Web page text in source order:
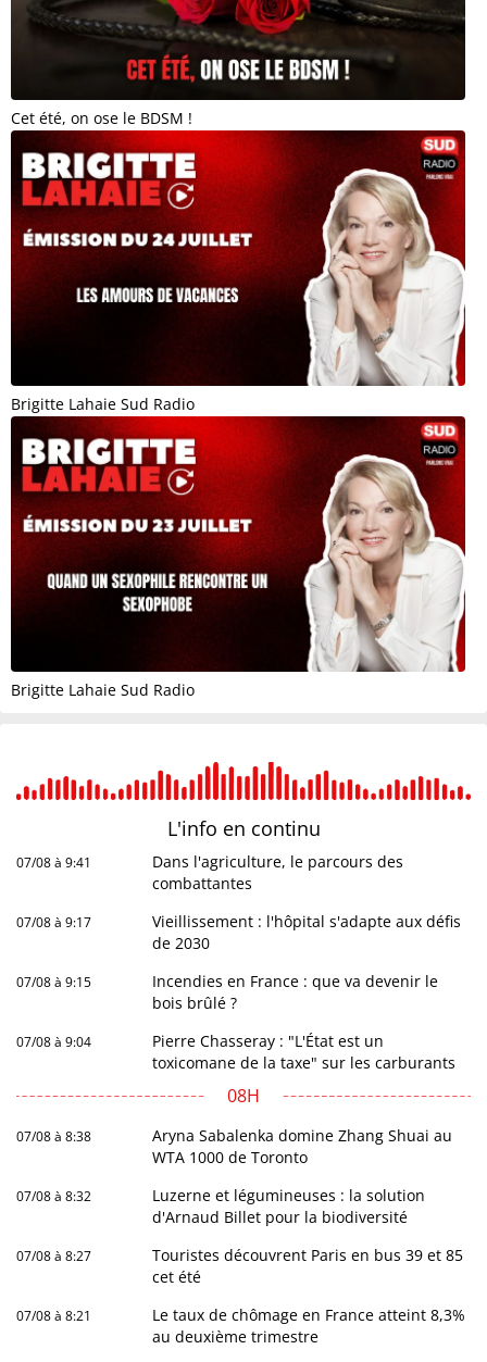
Cet été, on ose le BDSM !
Brigitte Lahaie Sud Radio
Brigitte Lahaie Sud Radio
L'info en continu
07/08 à 9:41
Dans l'agriculture, le parcours des
combattantes
07/08 à 9:17
Vieillissement : l'hôpital s'adapte aux défis
de 2030
07/08 à 9:15
Incendies en France : que va devenir le
bois brûlé ?
07/08 à 9:04
Pierre Chasseray : "L'État est un
toxicomane de la taxe" sur les carburants
08H
07/08 à 8:38
Aryna Sabalenka domine Zhang Shuai au
WTA 1000 de Toronto
07/08 à 8:32
Luzerne et légumineuses : la solution
d'Arnaud Billet pour la biodiversité
07/08 à 8:27
Touristes découvrent Paris en bus 39 et 85
cet été
07/08 à 8:21
Le taux de chômage en France atteint 8,3%
au deuxième trimestre